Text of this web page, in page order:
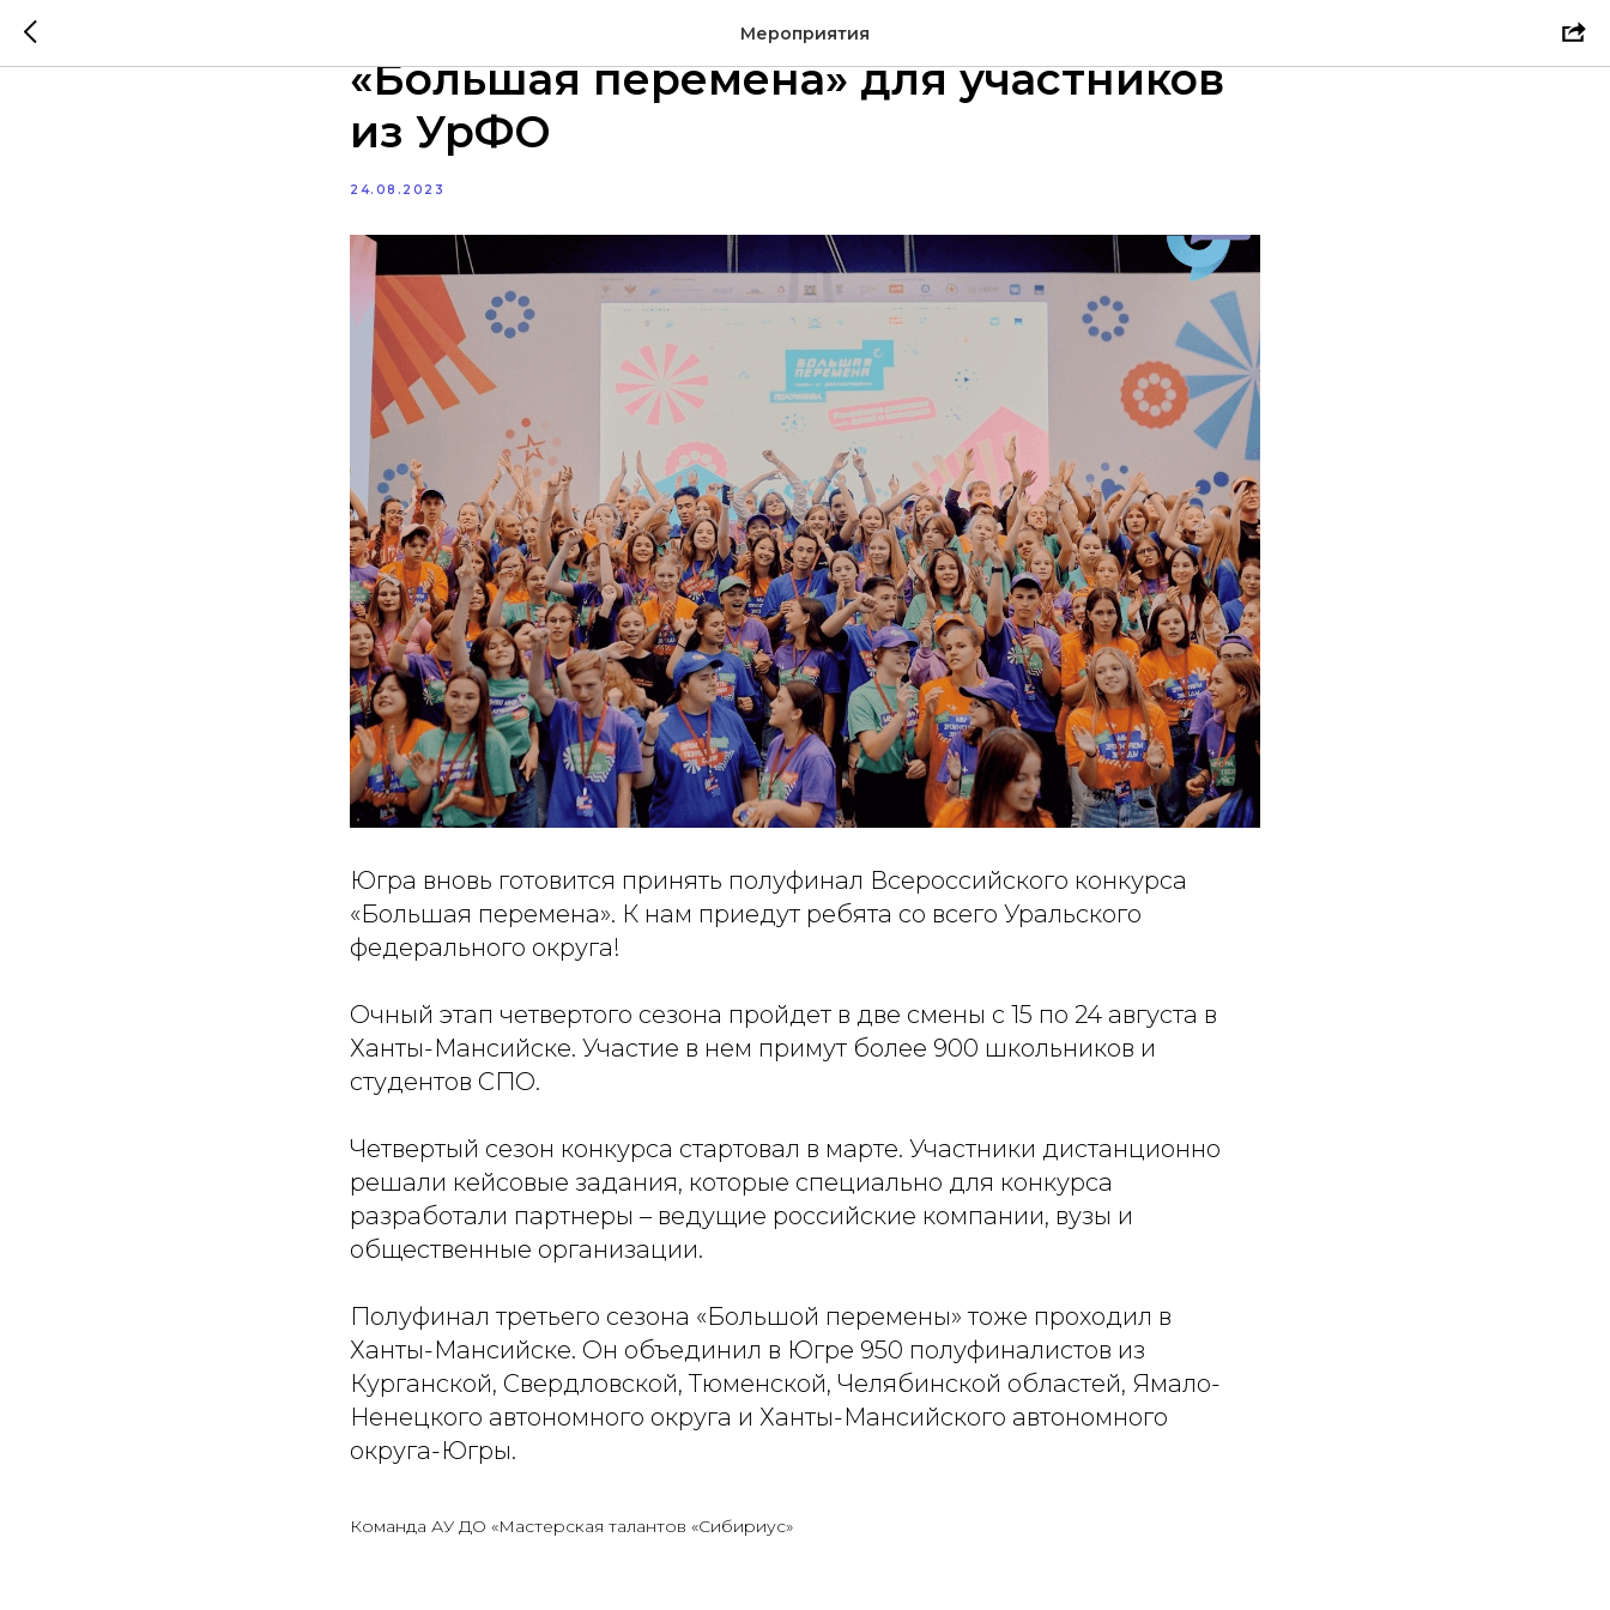
Мероприятия
Полуфинал Всероссийского конкурса
«Большая перемена» для участников
из УрФО
24.08.2023
Югра вновь готовится принять полуфинал Всероссийского конкурса
«Большая перемена». К нам приедут ребята со всего Уральского
федерального округа!
Очный этап четвертого сезона пройдет в две смены с 15 по 24 августа в
Ханты-Мансийске. Участие в нем примут более 900 школьников и
студентов СПО.
Четвертый сезон конкурса стартовал в марте. Участники дистанционно
решали кейсовые задания, которые специально для конкурса
разработали партнеры – ведущие российские компании, вузы и
общественные организации.
Полуфинал третьего сезона «Большой перемены» тоже проходил в
Ханты-Мансийске. Он объединил в Югре 950 полуфиналистов из
Курганской, Свердловской, Тюменской, Челябинской областей, Ямало-
Ненецкого автономного округа и Ханты-Мансийского автономного
округа-Югры.
Команда АУ ДО «Мастерская талантов «Сибириус»